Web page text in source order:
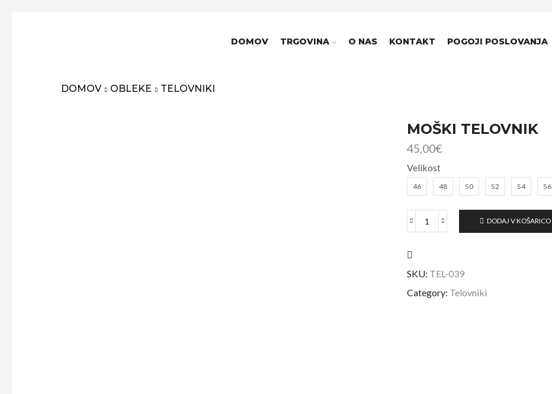
DOMOV TRGOVINA O NAS KONTAKT POGOJI POSLOVANJA
DOMOV OBLEKE TELOVNIKI
MOŠKI TELOVNIK
45,00€
Velikost
46 48 50 52 54 56
DODAJ V KOŠARICO
SKU: TEL-039
Category: Telovniki